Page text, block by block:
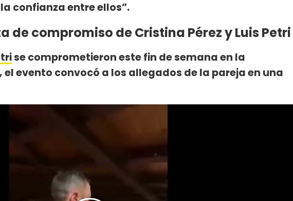
confianza entre ellos”.
de compromiso de Cristina Pérez y Luis Petri
se comprometieron este fin de semana en la
el evento convocó a los allegados de la pareja en una